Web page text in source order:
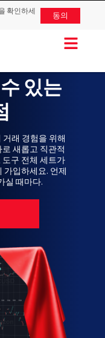
있는
래 경험을 위해
새롭고 직관적
구 전체 세트가
가입하세요. 언제
실 때마다.
확인하세
동의